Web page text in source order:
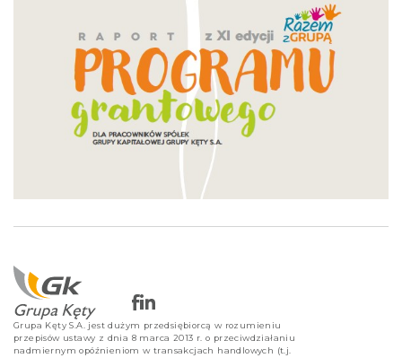
Grupa Kęty S.A. jest dużym przedsiębiorcą w rozumieniu
przepisów ustawy z dnia 8 marca 2013 r. o przeciwdziałaniu
nadmiernym opóźnieniom w transakcjach handlowych (t.j.